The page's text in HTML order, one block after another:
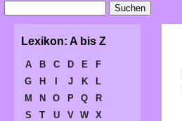
Lexikon: A bis Z
A B C D E
F
G
H J K
L
M
N O P Q
R
S
T U V W
X